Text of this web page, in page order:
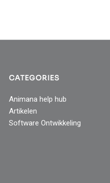
CATEGORIES
Animana help hub
Artikelen
Software Ontwikkeling